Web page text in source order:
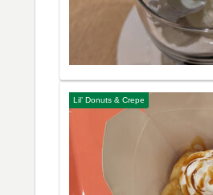
Lil’ Donuts & Crepe